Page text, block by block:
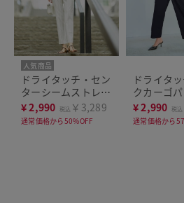
人気商品
ドライタッチ・セン
ターシームストレー
ト63cm
¥2,990 税込 ￥3,289
通常価格から50%OFF
ドライタ
クカーゴ
¥2,990 税込
通常価格から